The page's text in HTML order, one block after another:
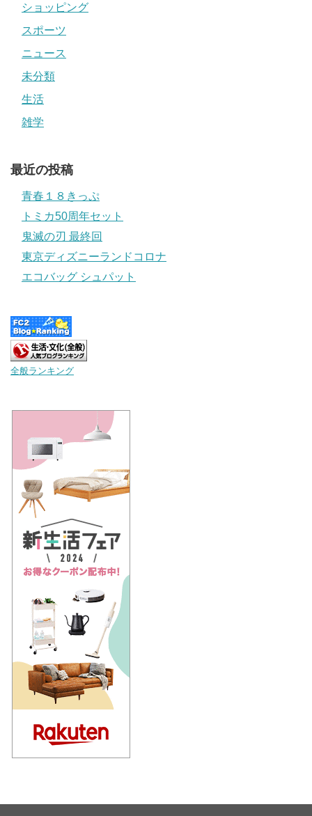
ショッピング
スポーツ
ニュース
未分類
生活
雑学
最近の投稿
青春１８きっぷ
トミカ50周年セット
鬼滅の刃 最終回
東京ディズニーランドコロナ
エコバッグ シュパット
全般ランキング